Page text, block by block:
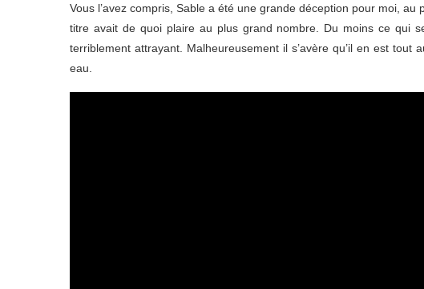
Vous l’avez compris, Sable a été une grande déception pour moi,
titre avait de quoi plaire au plus grand nombre. Du moins ce qui
terriblement attrayant. Malheureusement il s’avère qu’il en est
eau.